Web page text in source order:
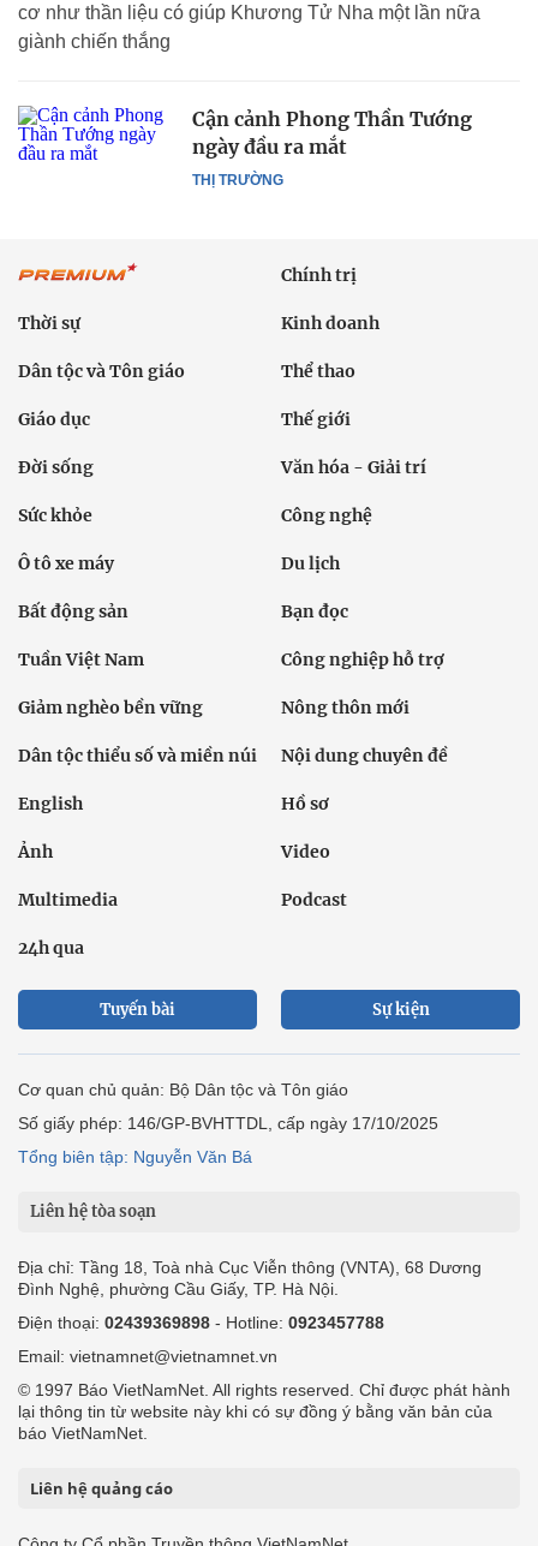
cơ như thần liệu có giúp Khương Tử Nha một lần nữa
giành chiến thắng
THỊ TRƯỜNG
Cận cảnh Phong Thần Tướng
ngày đầu ra mắt
Chính trị
Thời sự Kinh doanh
Dân tộc và Tôn giáo Thể thao
Giáo dục Thế giới
Đời sống Văn hóa - Giải trí
Sức khỏe Công nghệ
Ô tô xe máy Du lịch
Bất động sản Bạn đọc
Tuần Việt Nam Công nghiệp hỗ trợ
Giảm nghèo bền vững Nông thôn mới
Dân tộc thiểu số và miền núi Nội dung chuyên đề
English Hồ sơ
Ảnh Video
Multimedia Podcast
24h qua
Tuyến bài Sự kiện
Cơ quan chủ quản: Bộ Dân tộc và Tôn giáo
Số giấy phép: 146/GP-BVHTTDL, cấp ngày 17/10/2025
Tổng biên tập: Nguyễn Văn Bá
Liên hệ tòa soạn
Địa chỉ: Tầng 18, Toà nhà Cục Viễn thông (VNTA), 68 Dương
Đình Nghệ, phường Cầu Giấy, TP. Hà Nội.
Điện thoại: 02439369898 - Hotline: 0923457788
Email: vietnamnet@vietnamnet.vn
© 1997 Báo VietNamNet. All rights reserved. Chỉ được phát hành
lại thông tin từ website này khi có sự đồng ý bằng văn bản của
báo VietNamNet.
Liên hệ quảng cáo